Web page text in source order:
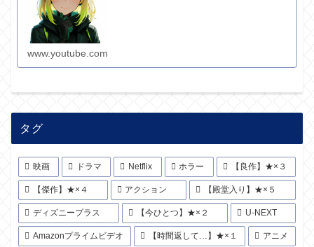
www.youtube.com
タグ
映画 ドラマ Netflix ホラー 【良作】★×３
【傑作】★×４ アクション 【殿堂入り】★×５
ディズニープラス 【今ひとつ】★×２ U-NEXT
Amazonプライムビデオ 【時間返して…】★×１ アニメ